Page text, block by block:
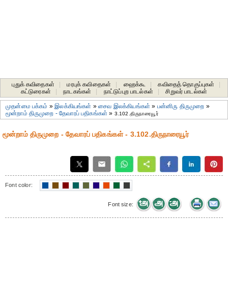
புதுக் கவிதைகள் மரபுக் கவிதைகள் ஹைக்கூ கவிதைத் தொகுப்புகள்
கட்டுரைகள்
நாடகங்கள் நாட்டுப்புற பாடல்கள் சிறுவர் பாடல்கள்
முதன்மை பக்கம் »இலக்கியங்கள் »சைவ இலக்கியங்கள் » பன்னிரு திருமுறை »
மூன்றாம் திருமுறை - தேவாரப் பதிகங்கள் » 3.102.திருநாரையூர்
மூன்றாம் திருமுறை - தேவாரப் பதிகங்கள் - 3.102.திருநாரையூர்
Font color:
Font size: